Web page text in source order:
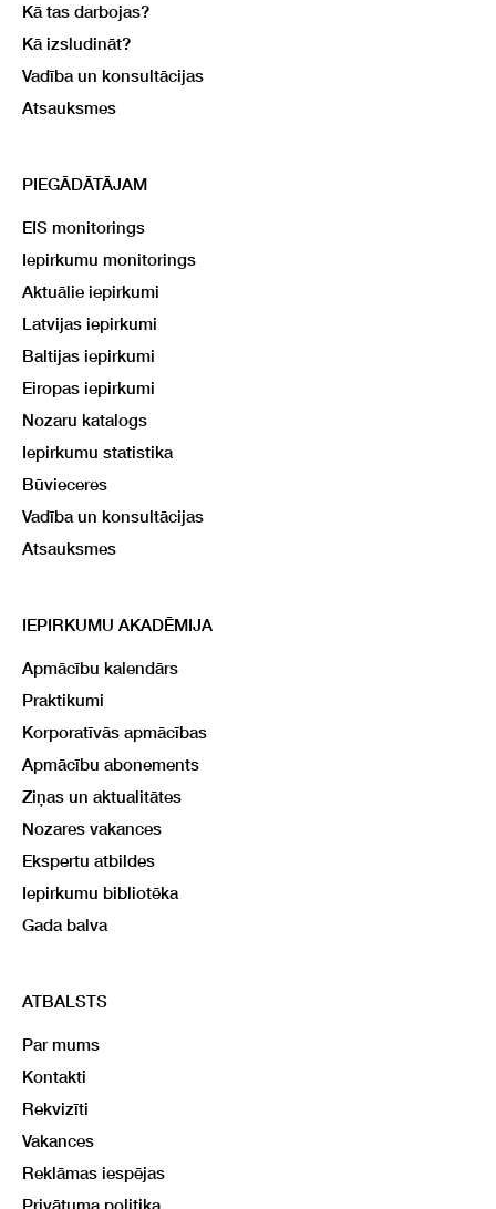
Kā tas darbojas?
Kā izsludināt?
Vadība un konsultācijas
Atsauksmes
PIEGĀDĀTĀJAM
EIS monitorings
Iepirkumu monitorings
Aktuālie iepirkumi
Latvijas iepirkumi
Baltijas iepirkumi
Eiropas iepirkumi
Nozaru katalogs
Iepirkumu statistika
Būvieceres
Vadība un konsultācijas
Atsauksmes
IEPIRKUMU AKADĒMIJA
Apmācību kalendārs
Praktikumi
Korporatīvās apmācības
Apmācību abonements
Ziņas un aktualitātes
Nozares vakances
Ekspertu atbildes
Iepirkumu bibliotēka
Gada balva
ATBALSTS
Par mums
Kontakti
Rekvizīti
Vakances
Reklāmas iespējas
Privātuma politika